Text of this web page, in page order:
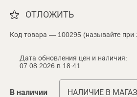
ОТЛОЖИТЬ
Код товара — 100295 (называйте при
Дата обновления цен и наличия:
07.08.2026 в 18:41
В наличии НАЛИЧИЕ В